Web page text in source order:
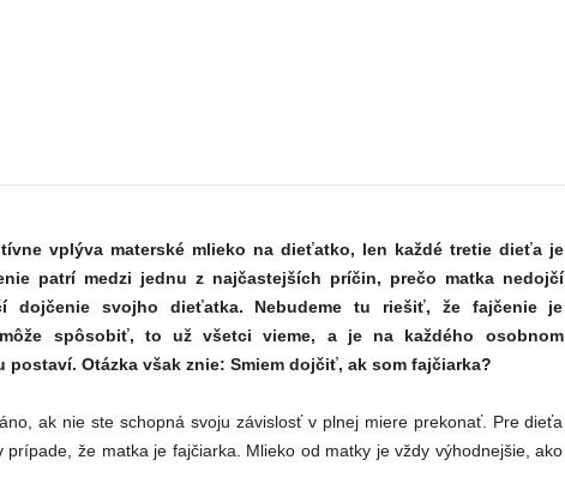
vplýva materské mlieko na dieťatko, len každé tretie dieťa je
patrí medzi jednu z najčastejších príčin, prečo matka nedojčí
dojčenie svojho dieťatka. Nebudeme tu riešiť, že fajčenie je
spôsobiť, to už všetci vieme, a je na každého osobnom
postaví. Otázka však znie: Smiem dojčiť, ak som fajčiarka?
ak nie ste schopná svoju závislosť v plnej miere prekonať. Pre dieťa
prípade, že matka je fajčiarka. Mlieko od matky je vždy výhodnejšie, ako